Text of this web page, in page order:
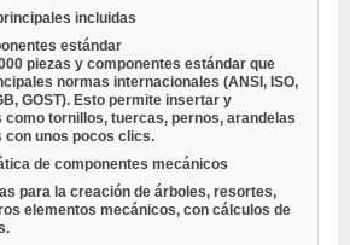
incluidas
estándar
piezas y componentes estándar que
normas internacionales (ANSI, ISO,
GOST). Esto permite insertar y
tornillos, tuercas, pernos, arandelas
unos pocos clics.
de componentes mecánicos
para la creación de árboles, resortes,
elementos mecánicos, con cálculos de